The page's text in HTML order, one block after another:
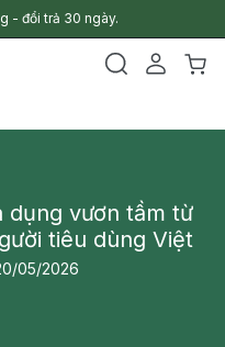
- đổi trả 30 ngày.
dụng vươn tầm từ
tiêu dùng Việt
05/2026